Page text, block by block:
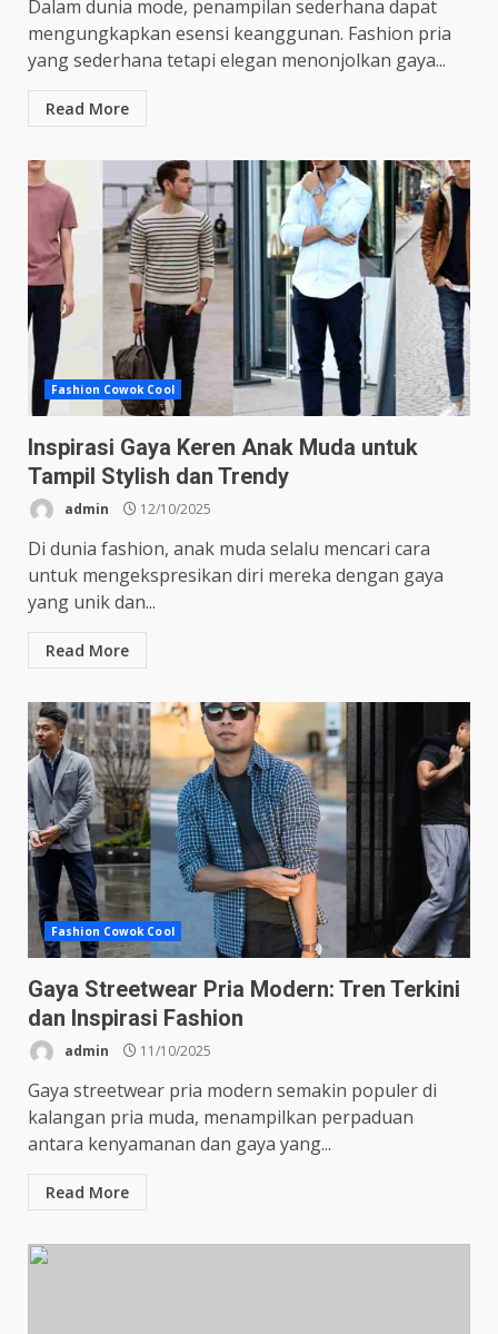
Dalam dunia mode, penampilan sederhana dapat
mengungkapkan esensi keanggunan. Fashion pria
yang sederhana tetapi elegan menonjolkan gaya...
Read More
Fashion Cowok Cool
Inspirasi Gaya Keren Anak Muda untuk
Tampil Stylish dan Trendy
admin 12/10/2025
Di dunia fashion, anak muda selalu mencari cara
untuk mengekspresikan diri mereka dengan gaya
yang unik dan...
Read More
Fashion Cowok Cool
Gaya Streetwear Pria Modern: Tren Terkini
dan Inspirasi Fashion
admin 11/10/2025
Gaya streetwear pria modern semakin populer di
kalangan pria muda, menampilkan perpaduan
antara kenyamanan dan gaya yang...
Read More